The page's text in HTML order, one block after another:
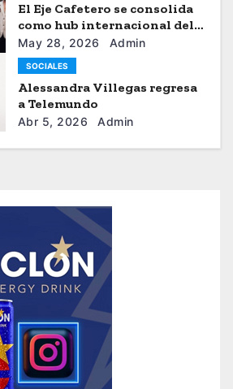
El Eje Cafetero se consolida
como hub internacional del
sistema moda
May 28, 2026 Admin
SOCIALES
Alessandra Villegas regresa
a Telemundo
Abr 5, 2026 Admin